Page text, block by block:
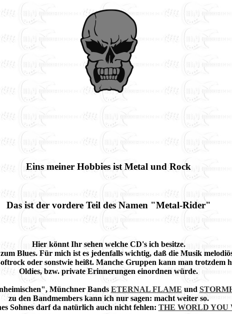
Eins meiner Hobbies ist Metal und Rock
Das ist der vordere Teil des Namen "Metal-Rider"
Hier könnt Ihr sehen welche CD's ich besitze.
Blues. Für mich ist es jedenfalls wichtig, daß die Musik
oder sonstwie heißt. Manche Gruppen kann man trotzdem
Oldies, bzw. private Erinnerungen einordnen würde.
Münchner Bands ETERNAL FLAME und
zu den Bandmembers kann ich nur sagen: macht weiter so.
Sohnes darf da natürlich auch nicht fehlen: THE WORLD YOU